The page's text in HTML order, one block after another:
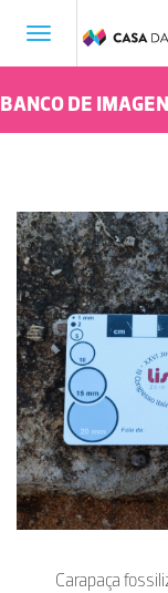
Toggle
BANCO DE
Carapaça